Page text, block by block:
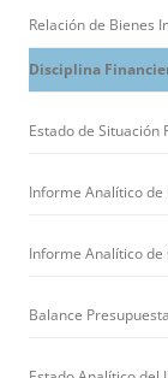
Relación de Bienes
Disciplina
Estado de Situación
Informe Analítico de
Informe Analítico
Balance